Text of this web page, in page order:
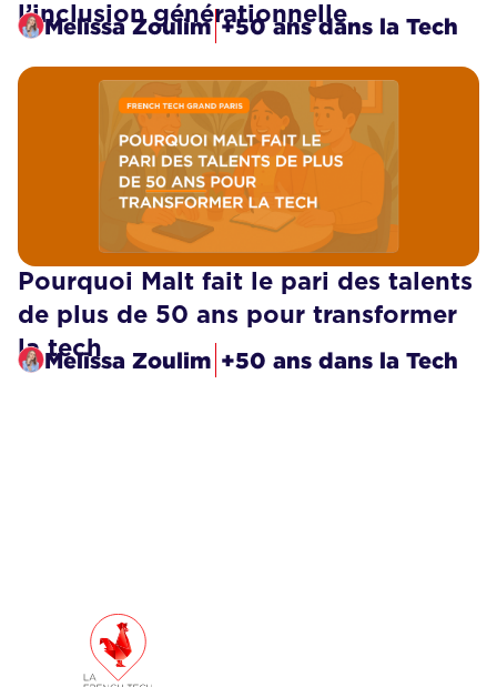
l’inclusion générationnelle
Melissa Zoulim +50 ans dans la Tech
Pourquoi Malt fait le pari des talents
de plus de 50 ans pour transformer
la tech
Melissa Zoulim +50 ans dans la Tech